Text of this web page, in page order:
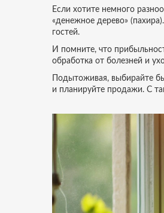
Если хотите немного
«денежное дерево»
гостей.
И помните, что
обработка от болезней и
Подытоживая, выбирайте
и планируйте продажи. С